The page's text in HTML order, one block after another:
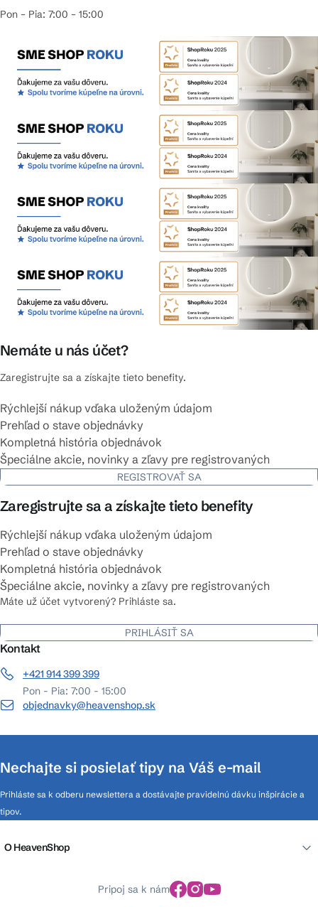
Pon – Pia: 7:00 – 15:00
Nemáte u nás účet?
Zaregistrujte sa a získajte tieto benefity.
Rýchlejší nákup vďaka uloženým údajom
Prehľad o stave objednávky
Kompletná história objednávok
Špeciálne akcie, novinky a zľavy pre registrovaných
REGISTROVAŤ SA
Zaregistrujte sa a získajte tieto benefity
Rýchlejší nákup vďaka uloženým údajom
Prehľad o stave objednávky
Kompletná história objednávok
Špeciálne akcie, novinky a zľavy pre registrovaných
Máte už účet vytvorený? Prihláste sa.
PRIHLÁSIŤ SA
Kontakt
+421 914 399 399
Pon - Pia: 7:00 - 15:00
objednavky@heavenshop.sk
Nechajte si posielať tipy na Váš e-mail
Prihláste sa k odberu newslettera a dostávajte pravidelnú dávku inšpirácie a
tipov.
O HeavenShop
Pripoj sa k nám